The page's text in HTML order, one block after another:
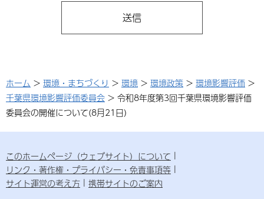
ホーム > 環境・まちづくり > 環境 > 環境政策 > 環境影響評価 >
千葉県環境影響評価委員会 > 令和8年度第3回千葉県環境影響評価
委員会の開催について(8月21日)
このホームページ（ウェブサイト）について
リンク・著作権・プライバシー・免責事項等
サイト運営の考え方
携帯サイトのご案内